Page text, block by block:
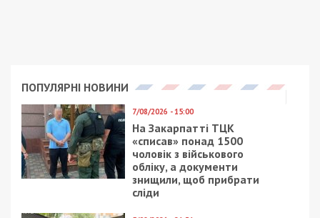
Наслідки ударів по Нікопольському району
Синельниківський район
Надвечір росіяни вгатили КАБом по
Великомихайлівській громаді Синельниківського